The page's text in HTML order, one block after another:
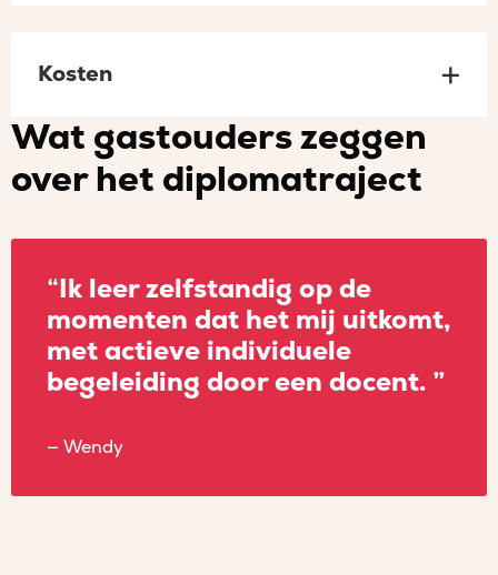
Kosten
Wat gastouders zeggen
over het diplomatraject
“Ik leer zelfstandig op de
momenten dat het mij uitkomt,
met actieve individuele
begeleiding door een docent. ”
Wendy